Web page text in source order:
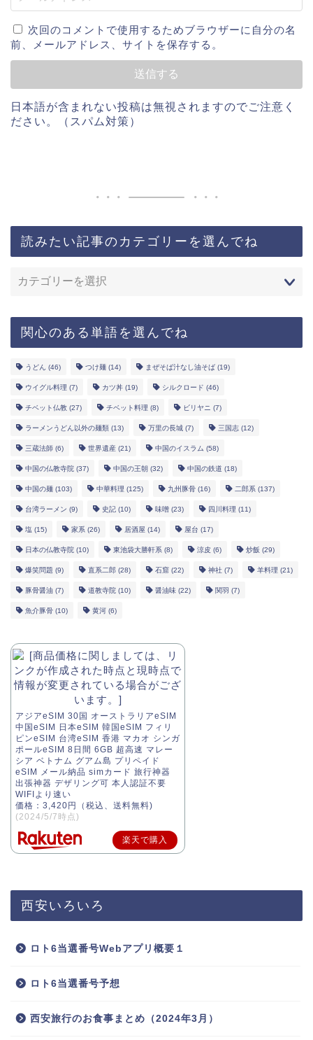
次回のコメントで使用するためブラウザーに自分の名
前、メールアドレス、サイトを保存する。
日本語が含まれない投稿は無視されますのでご注意く
ださい。（スパム対策）
読みたい記事のカテゴリーを選んでね
関心のある単語を選んでね
うどん (46) つけ麺 (14) まぜそば汁なし油そば (19)
ウイグル料理 (7) カツ丼 (19) シルクロード (46)
チベット仏教 (27) チベット料理 (8) ビリヤニ (7)
ラーメンうどん以外の麺類 (13) 万里の長城 (7) 三国志 (12)
三蔵法師 (6) 世界遺産 (21) 中国のイスラム (58)
中国の仏教寺院 (37) 中国の王朝 (32) 中国の鉄道 (18)
中国の麺 (103) 中華料理 (125) 九州豚骨 (16) 二郎系 (137)
台湾ラーメン (9) 史記 (10) 味噌 (23) 四川料理 (11)
塩 (15) 家系 (26) 居酒屋 (14) 屋台 (17)
日本の仏教寺院 (10) 東池袋大勝軒系 (8) 涼皮 (6) 炒飯 (29)
爆笑問題 (9) 直系二郎 (28) 石窟 (22) 神社 (7) 羊料理 (21)
豚骨醤油 (7) 道教寺院 (10) 醤油味 (22) 関羽 (7)
魚介豚骨 (10) 黄河 (6)
アジアeSIM 30国 オーストラリアeSIM
中国eSIM 日本eSIM 韓国eSIM フィリ
ピンeSIM 台湾eSIM 香港 マカオ シンガ
ポールeSIM 8日間 6GB 超高速 マレー
シア ベトナム グアム島 プリペイド
eSIM メール納品 simカード 旅行神器
出張神器 デザリング可 本人認証不要
WIFIより速い
価格：3,420円（税込、送料無料)
(2024/5/7時点)
楽天で購入
西安いろいろ
ロト6当選番号Webアプリ概要１
ロト6当選番号予想
西安旅行のお食事まとめ（2024年3月）